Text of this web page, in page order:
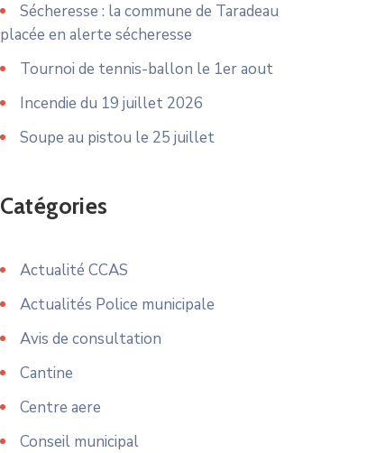
Sécheresse : la commune de Taradeau
placée en alerte sécheresse
Tournoi de tennis-ballon le 1er aout
Incendie du 19 juillet 2026
Soupe au pistou le 25 juillet
Catégories
Actualité CCAS
Actualités Police municipale
Avis de consultation
Cantine
Centre aere
Conseil municipal